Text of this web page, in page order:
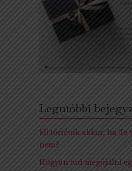
Legutóbbi
Mi történik akkor, ha Te
nem?
Hogyan tud megújulni